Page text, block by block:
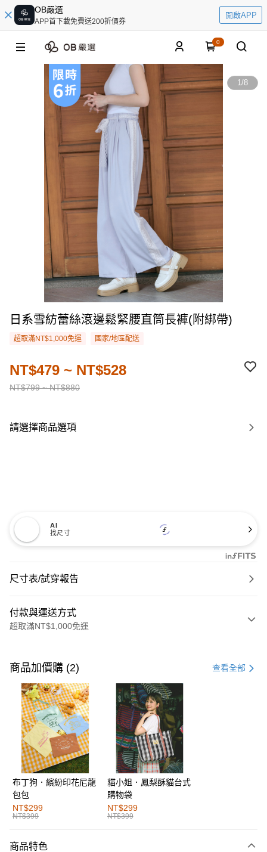
OB嚴選
APP首下載免費送200折價券
開啟APP
0
1/8
日系雪紡蕾絲滾邊鬆緊腰直筒長褲(附綁帶)
超取滿NT$1,000免運 國家/地區配送
NT$799 ~ NT$880
NT$479 ~ NT$528
請選擇商品選項
AI
找尺寸
尺寸表/試穿報告
付款與運送方式
超取滿NT$1,000免運
信用卡一次付款
購物金
超商取貨付款
LINE Pay
街口支付
運送方式
全家取貨付款
每筆NT$60，滿NT$1,000(含以上)免運費
付款後全家取貨
商品加價購 (2) 查看全部
布丁狗．繽紛印花尼龍
包包
NT$299
NT$399
貓小姐．鳳梨酥貓台式
購物袋
NT$299
NT$399
商品特色